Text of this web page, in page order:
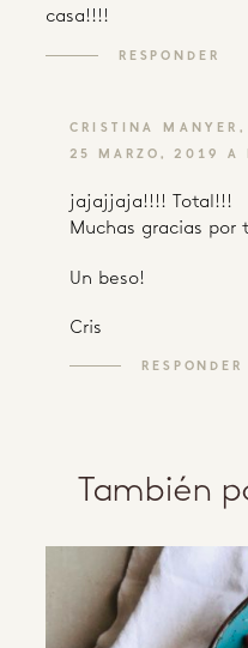
casa!!!!
RESPONDER
CRISTINA MANYER
25 MARZO, 2019 A
jajajjaja!!!! Total!!!
Muchas gracias
Un beso!
Cris
RESPONDER
También